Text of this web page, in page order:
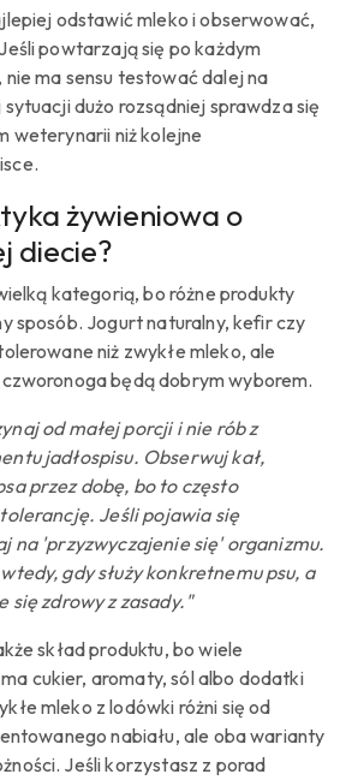
odstawić mleko i obserwować,
powtarzają się po każdym
ma sensu testować dalej na
dużo rozsądniej sprawdza się
weterynarii niż kolejne
żywieniowa o
diecie?
kategorią, bo różne produkty
sposób. Jogurt naturalny, kefir czy
niż zwykłe mleko, ale
będą dobrym wyborem.
od małej porcji i nie rób z
jadłospisu. Obserwuj kał,
przez dobę, bo to często
Jeśli pojawia się
na 'przyzwyczajenie się' organizmu.
gdy służy konkretnemu psu, a
się zdrowy z zasady."
skład produktu, bo wiele
cukier, aromaty, sól albo dodatki
mleko z lodówki różni się od
nabiału, ale oba warianty
Jeśli korzystasz z porad